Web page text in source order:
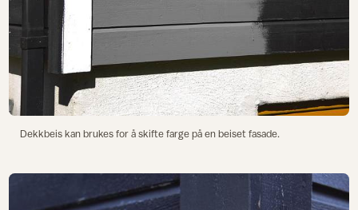
Dekkbeis kan brukes for å skifte farge på en beiset fasade.